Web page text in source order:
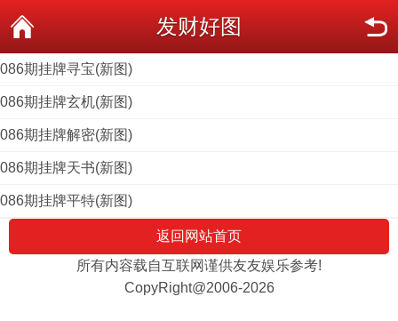
发财好图
086期挂牌寻宝(新图)
086期挂牌玄机(新图)
086期挂牌解密(新图)
086期挂牌天书(新图)
086期挂牌平特(新图)
返回网站首页
所有内容载自互联网谨供友友娱乐参考!
CopyRight@2006-2026